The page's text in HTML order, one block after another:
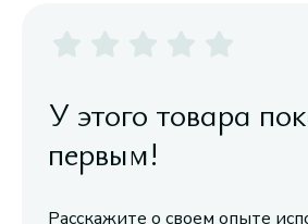
У этого товара
первым!
Расскажите о своем опыте